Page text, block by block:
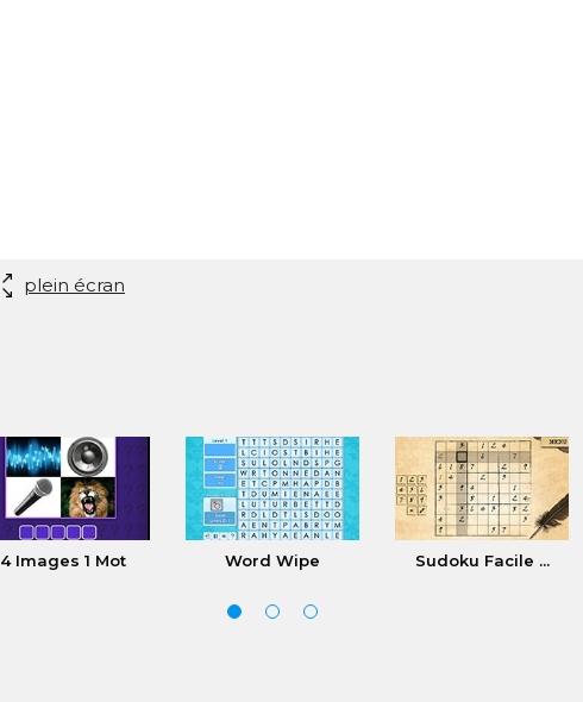
plein écran
4 Images 1 Mot Word Wipe Sudoku Facile ...